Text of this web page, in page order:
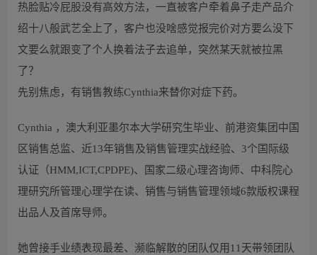
热脸贴冷屁股没有高效方法，一直被客户牵着鼻子走产品介
绍十八般武艺全上了，客户也没啥感觉报完价对方要么没下
文要么就跟变了个人换着法子去追单，突然某天就被拉黑
了？
先别焦虑，有销售教练Cynthia来替你对症下药。
Cynthia ，澳大利亚墨尔本大学研究生毕业、前港资集团中国
区销售总监、近13年销售及销售管理实战经验、3个国际级
认证（HMM,ICT,CPDPE)、国家二级心理咨询师、中科院心
理研究所管理心理学在读、销售与销售管理领域6款版权课程
出品人及首席导师。
她曾接手业绩表现最差、濒临解散的团队仅用11天带领团队